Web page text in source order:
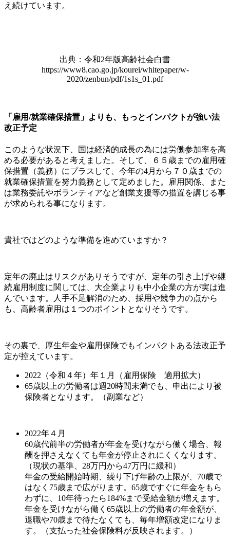
え続けています。
出典：令和2年版高齢社会白書
https://www8.cao.go.jp/kourei/whitepaper/w-
2020/zenbun/pdf/1s1s_01.pdf
「雇用/就業確保措置」よりも、もっとインパクトが強い法
改正予定
このような状況下、国は経済的成長の為には労働参加率を高
める必要があると考えました。そして、６５歳までの雇用確
保措置（義務）にプラスして、今年の4月から７０歳までの
就業確保措置を努力義務として定めました。雇用関係、また
は業務委託やボランティアなど創業支援等の措置を講じる事
が求められる事になります。
貴社ではどのような準備を進めていますか？
定年の廃止はリスクがありそうですが、定年の引き上げや継
続雇用制度に関しては、大企業よりも中小企業の方が実は進
んでいます。人手不足解消のため、採用や競争力の点から
も、高齢者雇用は１つのポイントとなりそうです。
その裏で、厚生年金や雇用保険でもインパクトある法改正予
定が控えています。
2022（令和４年）年１月（雇用保険 適用拡大）
65歳以上の労働者は週20時間未満でも、申出により被
保険者となります。（副業など）
2022年４月
60歳代前半の労働者が年金を受けながら働く場合、報
酬を押さえなくても年金が停止されにくくなります。
（現状の基準、28万円から47万円に緩和）
年金の受給開始時期、繰り下げ年齢の上限が、70歳で
はなく75歳まで広がります。65歳ですぐに年金をもら
わずに、10年待ったら184%まで受給金額が増えます。
年金を受けながら働く65歳以上の労働者の年金額が、
退職や70歳まで待たなくても、毎年増額改定になりま
す。（支払った社会保険料が反映されます。）